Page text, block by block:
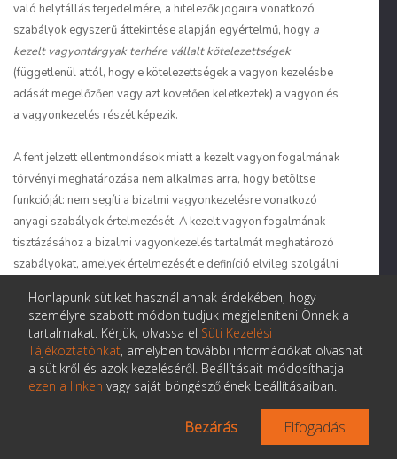
való helytállás terjedelmére, a hitelezők jogaira vonatkozó
szabályok egyszerű áttekintése alapján egyértelmű, hogy a
kezelt vagyontárgyak terhére vállalt kötelezettségek
(függetlenül attól, hogy e kötelezettségek a vagyon kezelésbe
adását megelőzően vagy azt követően keletkeztek) a vagyon és
a vagyonkezelés részét képezik.
A fent jelzett ellentmondások miatt a kezelt vagyon fogalmának
törvényi meghatározása nem alkalmas arra, hogy betöltse
funkcióját: nem segíti a bizalmi vagyonkezelésre vonatkozó
anyagi szabályok értelmezését. A kezelt vagyon fogalmának
tisztázásához a bizalmi vagyonkezelés tartalmát meghatározó
szabályokat, amelyek értelmezését e definíció elvileg szolgálni
ugyanezen okok miatt, az itt adott meghatározás a vagyon
fogalom általános tartalmához sem nyújt iránymutatást.
A vagyon fogalma a kártérítési jogban
Az eddig vizsgált rendelkezésekben többé-kevésbé
egyértelműen meg lehetett állapítani, hogy az adott esetben a
Honlapunk sütiket használ annak érdekében, hogy
személyre szabott módon tudjuk megjeleníteni Önnek a
tartalmakat. Kérjük, olvassa el Süti Kezelési
Tájékoztatónkat, amelyben további információkat olvashat
a sütikről és azok kezeléséről. Beállításait módosíthatja
ezen a linken vagy saját böngészőjének beállításaiban.
Bezárás Elfogadás